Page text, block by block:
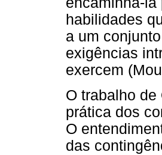
habilidades
a um
exigências
exercem
O trabalho
prática dos
O
das